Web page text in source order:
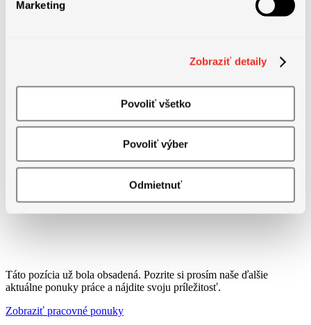
Marketing
Zobraziť detaily
Povoliť všetko
Povoliť výber
Odmietnuť
Táto pozícia už bola obsadená. Pozrite si prosím naše ďalšie
aktuálne ponuky práce a nájdite svoju príležitosť.
Zobraziť pracovné ponuky